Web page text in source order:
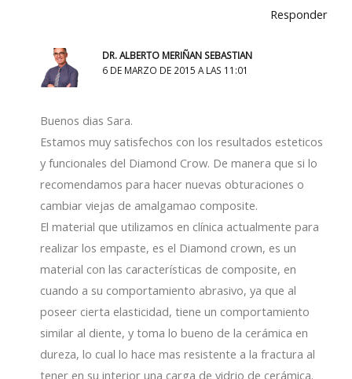
Responder
DR. ALBERTO MERIÑAN SEBASTIAN
6 DE MARZO DE 2015 A LAS 11:01
Buenos dias Sara.
Estamos muy satisfechos con los resultados esteticos
y funcionales del Diamond Crow. De manera que si lo
recomendamos para hacer nuevas obturaciones o
cambiar viejas de amalgamao composite.
El material que utilizamos en clínica actualmente para
realizar los empaste, es el Diamond crown, es un
material con las características de composite, en
cuando a su comportamiento abrasivo, ya que al
poseer cierta elasticidad, tiene un comportamiento
similar al diente, y toma lo bueno de la cerámica en
dureza, lo cual lo hace mas resistente a la fractura al
tener en su interior una carga de vidrio de cerámica.